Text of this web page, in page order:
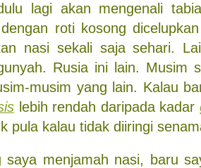
lagi akan mengenali
roti kosong
nasi sekali saja sehari.
Rusia ini lain. Musim
musim yang lain. Kalau
lebih rendah daripada kadar
pula kalau tidak diiringi
saya menjamah nasi, baru